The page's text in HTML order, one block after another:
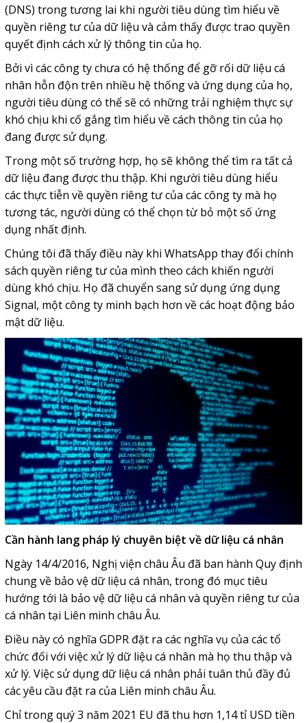
(DNS) trong tương lai khi người tiêu dùng tìm hiểu về
quyền riêng tư của dữ liệu và cảm thấy được trao quyền
quyết định cách xử lý thông tin của họ.
Bởi vì các công ty chưa có hệ thống để gỡ rối dữ liệu cá
nhân hỗn độn trên nhiều hệ thống và ứng dụng của họ,
người tiêu dùng có thể sẽ có những trải nghiệm thực sự
khó chịu khi cố gắng tìm hiểu về cách thông tin của họ
đang được sử dụng.
Trong một số trường hợp, họ sẽ không thể tìm ra tất cả
dữ liệu đang được thu thập. Khi người tiêu dùng hiểu
các thực tiễn về quyền riêng tư của các công ty mà họ
tương tác, người dùng có thể chọn từ bỏ một số ứng
dụng nhất định.
Chúng tôi đã thấy điều này khi WhatsApp thay đổi chính
sách quyền riêng tư của mình theo cách khiến người
dùng khó chịu. Họ đã chuyển sang sử dụng ứng dụng
Signal, một công ty minh bạch hơn về các hoạt động bảo
mật dữ liệu.
Cần hành lang pháp lý chuyên biệt về dữ liệu cá nhân
Ngày 14/4/2016, Nghị viện châu Âu đã ban hành Quy định
chung về bảo vệ dữ liệu cá nhân, trong đó mục tiêu
hướng tới là bảo vệ dữ liệu cá nhân và quyền riêng tư của
cá nhân tại Liên minh châu Âu.
Điều này có nghĩa GDPR đặt ra các nghĩa vụ của các tổ
chức đối với việc xử lý dữ liệu cá nhân mà họ thu thập và
xử lý. Việc sử dụng dữ liệu cá nhân phải tuân thủ đầy đủ
các yêu cầu đặt ra của Liên minh châu Âu.
Chỉ trong quý 3 năm 2021 EU đã thu hơn 1,14 tỉ USD tiền